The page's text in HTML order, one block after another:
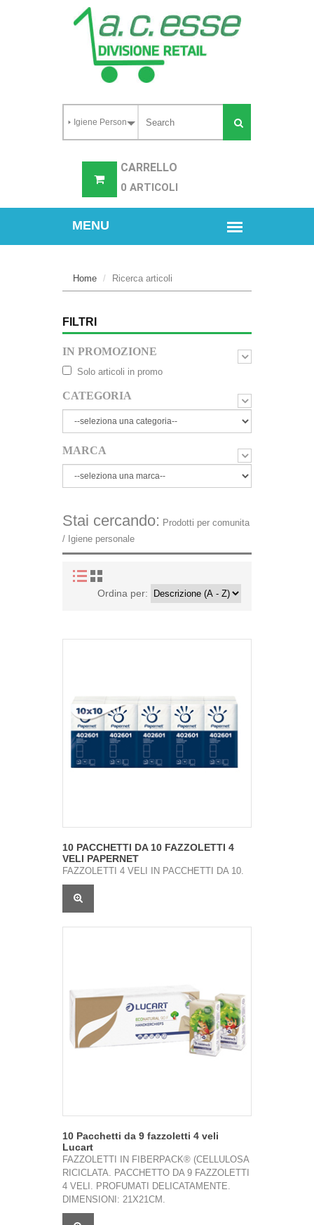
CARRELLO
0 ARTICOLI
Home Ricerca articoli
FILTRI
IN PROMOZIONE
Solo articoli in promo
CATEGORIA
MARCA
Stai cercando: Prodotti per comunita
/ Igiene personale
Ordina per:
10 PACCHETTI DA 10 FAZZOLETTI 4
VELI PAPERNET
FAZZOLETTI 4 VELI IN PACCHETTI DA 10.
10 Pacchetti da 9 fazzoletti 4 veli
Lucart
FAZZOLETTI IN FIBERPACK® (CELLULOSA
RICICLATA. PACCHETTO DA 9 FAZZOLETTI
4 VELI. PROFUMATI DELICATAMENTE.
DIMENSIONI: 21X21CM.